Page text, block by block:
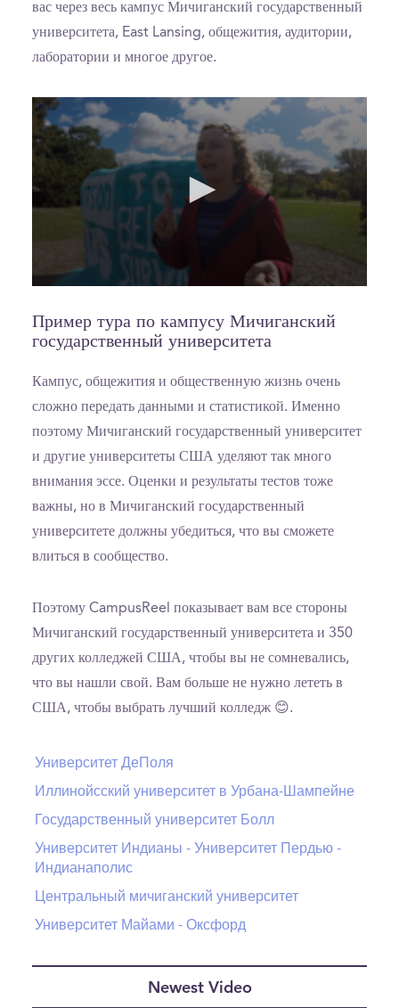
вас через весь кампус Мичиганский государственный
университета, East Lansing, общежития, аудитории,
лаборатории и многое другое.
of
seconds
Пример тура по кампусу Мичиганский
государственный университета
Кампус, общежития и общественную жизнь очень
сложно передать данными и статистикой. Именно
поэтому Мичиганский государственный университет
и другие университеты США уделяют так много
внимания эссе. Оценки и результаты тестов тоже
важны, но в Мичиганский государственный
университете должны убедиться, что вы сможете
влиться в сообщество.
Поэтому CampusReel показывает вам все стороны
Мичиганский государственный университета и 350
других колледжей США, чтобы вы не сомневались,
что вы нашли свой. Вам больше не нужно лететь в
США, чтобы выбрать лучший колледж 😊.
Университет ДеПоля
Иллинойсский университет в Урбана-Шампейне
Государственный университет Болл
Университет Индианы - Университет Пердью -
Индианаполис
Центральный мичиганский университет
Университет Майами - Оксфорд
Newest Video